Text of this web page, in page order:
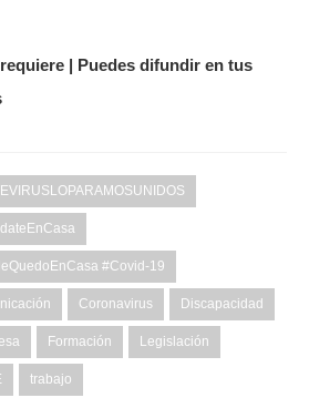
| Puedes difundir en tus
#Covid-19
Coronavirus Discapacidad
Formación Legislación
trabajo